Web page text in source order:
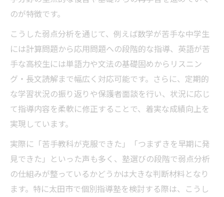
のが特徴です。
こうした弱点分析を通じて、例えば数学が苦手な中学生
には計算問題から応用問題への段階的な指導、英語が苦
手な高校生には単語力や文法の基礎固めからリスニン
グ・長文読解まで幅広く対応可能です。さらに、定期的
な学習状況の振り返りや保護者面談を行い、状況に応じ
て指導内容を柔軟に修正することで、着実な成績向上を
実現しています。
実際に「苦手教科が克服できた」「つまずきを早期に発
見できた」といった声も多く、塾選びの段階で弱点分析
の仕組みが整っているかどうかは大きな判断材料となり
ます。特に太田市で個別指導塾を検討する際は、こうし